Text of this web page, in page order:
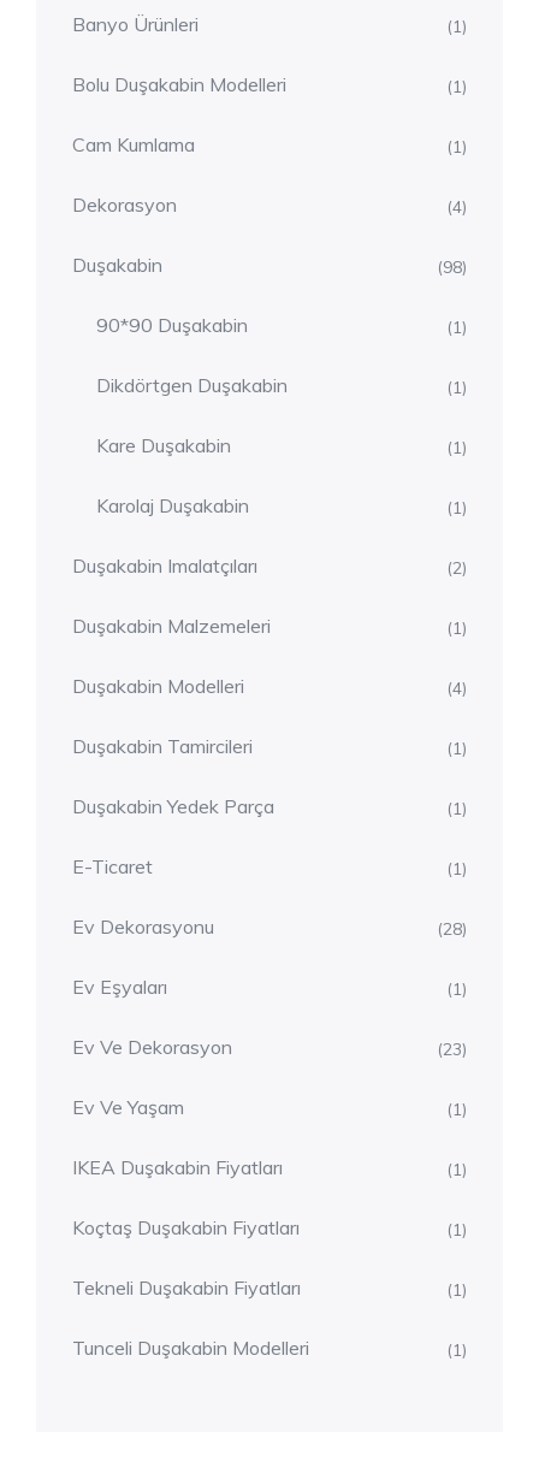
Banyo Ürünleri (1)
Bolu Duşakabin Modelleri (1)
Cam Kumlama (1)
Dekorasyon (4)
Duşakabin (98)
90*90 Duşakabin (1)
Dikdörtgen Duşakabin (1)
Kare Duşakabin (1)
Karolaj Duşakabin (1)
Duşakabin Imalatçıları (2)
Duşakabin Malzemeleri (1)
Duşakabin Modelleri (4)
Duşakabin Tamircileri (1)
Duşakabin Yedek Parça (1)
E-Ticaret (1)
Ev Dekorasyonu (28)
Ev Eşyaları (1)
Ev Ve Dekorasyon (23)
Ev Ve Yaşam (1)
IKEA Duşakabin Fiyatları (1)
Koçtaş Duşakabin Fiyatları (1)
Tekneli Duşakabin Fiyatları (1)
Tunceli Duşakabin Modelleri (1)